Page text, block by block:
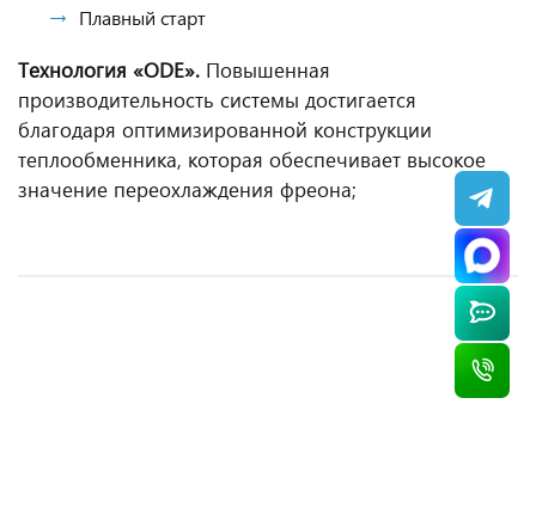
Плавный старт
Технология «ODE». Повышенная
производительность системы достигается
благодаря оптимизированной конструкции
теплообменника, которая обеспечивает высокое
значение переохлаждения фреона;